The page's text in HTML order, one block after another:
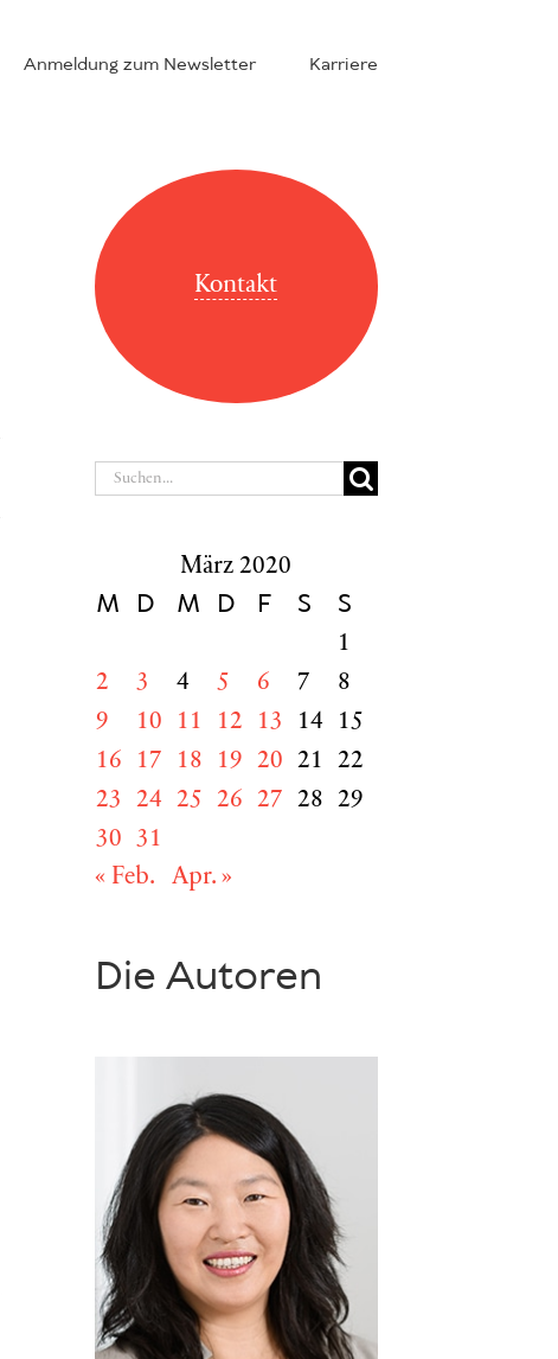
Anmeldung zum Newsletter Karriere
Kontakt
Suche
März 2020
M D M D F S S
1
2
3 4 5 6 7
8
9
10 11 12 13 14
15
16
17 18 19 20 21
22
23
24 25 26 27 28
29
30
31
« Feb.
Apr. »
Die Autoren